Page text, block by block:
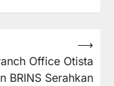
Office Otista
BRINS Serahkan
⟶